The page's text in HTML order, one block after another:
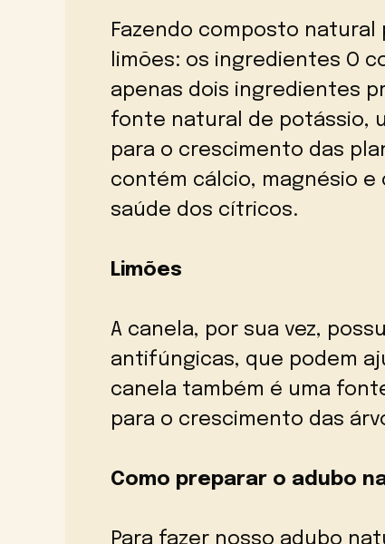
Fazendo composto
limões: os ingredientes O
apenas dois ingredientes
fonte natural de potássio,
para o crescimento das
contém cálcio, magnésio
saúde dos cítricos.
Limões
A canela, por sua vez,
antifúngicas, que podem
canela também é uma
para o crescimento das
Como preparar o adubo
Para fazer nosso adubo